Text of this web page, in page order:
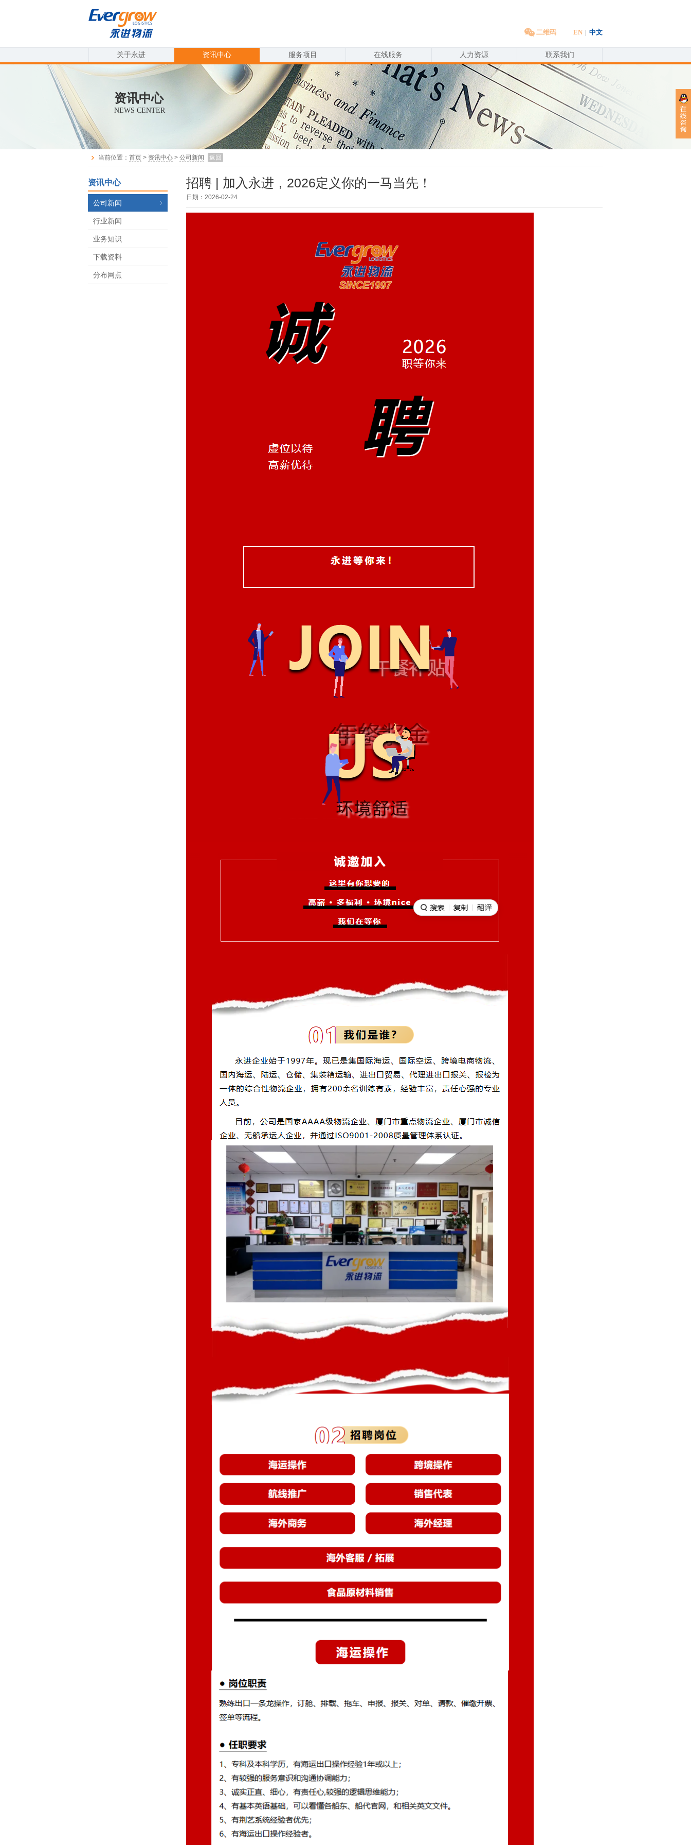
二维码 EN | 中文
关于永进 资讯中心 服务项目 在线服务 人力资源 联系我们
资讯中心
NEWS CENTER
当前位置： 首页 > 资讯中心 > 公司新闻 返回
资讯中心
公司新闻
行业新闻
业务知识
下载资料
分布网点
招聘 | 加入永进，2026定义你的一马当先！
日期：2026-02-24